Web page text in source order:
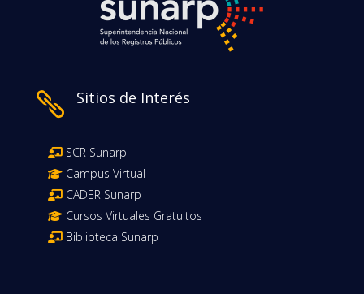
 Sitios de Interés
SCR Sunarp
Campus Virtual
CADER Sunarp
Cursos Virtuales Gratuitos
Biblioteca Sunarp